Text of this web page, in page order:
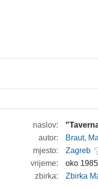
naslov:
autor:
Braut,
mjesto:
Zagreb
vrijeme:
oko
zbirka:
Zbirka